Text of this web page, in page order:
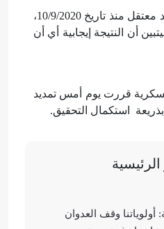
وقالت الهيئة أن الأسير زيد معتقل منذ تاريخ 10/9/2020،
أن النتيجة إيجابية أي أن
قررت يوم أمس تمديد
الرئيسية
أولوياتنا وقف العدوان